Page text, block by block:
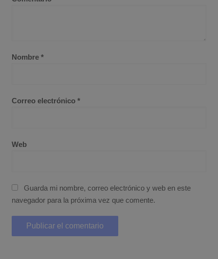
Nombre *
Correo electrónico *
Web
Guarda mi nombre, correo electrónico y web en este
navegador para la próxima vez que comente.